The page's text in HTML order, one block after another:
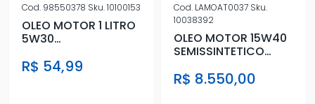
Cod. 98550378 Sku.10100153
OLEO MOTOR 1 LITRO
5W30
R$ 54,99
Cod. LAMOAT0037 Sku.
10038392
OLEO MOTOR 15W40
SEMISSINTETICO
R$ 8.550,00